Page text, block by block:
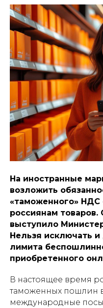
На иностранные
возложить
«таможенного» НДС
россиянам товаров.
выступило
Нельзя исключать
лимита
приобретенного
В настоящее время
таможенных пошлин
международные